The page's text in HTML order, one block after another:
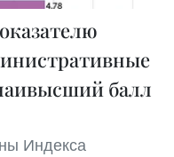
балл
Индекса